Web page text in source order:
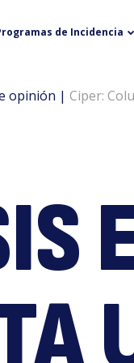
de Incidencia
opinión | Ciper: